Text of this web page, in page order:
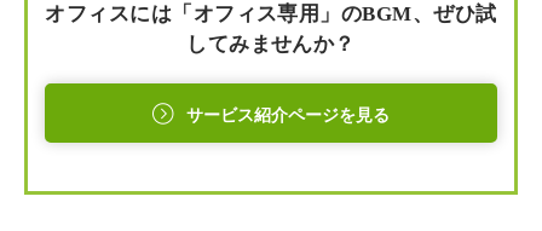
オフィスには「オフィス専用」のBGM、ぜひ試
してみませんか？
サービス紹介ページを見る